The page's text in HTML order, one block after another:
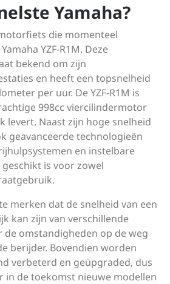
Yamaha?
die momenteel
YZF-R1M. Deze
bekend om zijn
en heeft een topsnelheid
per uur. De YZF-R1M is
998cc viercilindermotor
levert. Naast zijn hoge snelheid
geavanceerde technologieën
en instelbare
is voor zowel
merken dat de snelheid van een
kan zijn van verschillende
omstandigheden op de weg
berijder. Bovendien worden
verbeterd en geüpgraded, dus
in de toekomst nieuwe modellen